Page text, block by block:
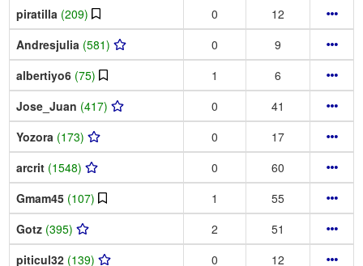
piratilla (209) 0
12
Andresjulia (581) 0
9
albertiyo6 (75) 1
6
Jose_Juan (417) 0
41
Yozora (173) 0
17
arcrit (1548) 0
60
Gmam45 (107) 1
55
Gotz (395) 2
51
piticul32 (139) 0
12